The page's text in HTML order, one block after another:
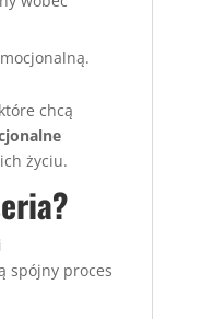
chcą
życiu.
spójny proces